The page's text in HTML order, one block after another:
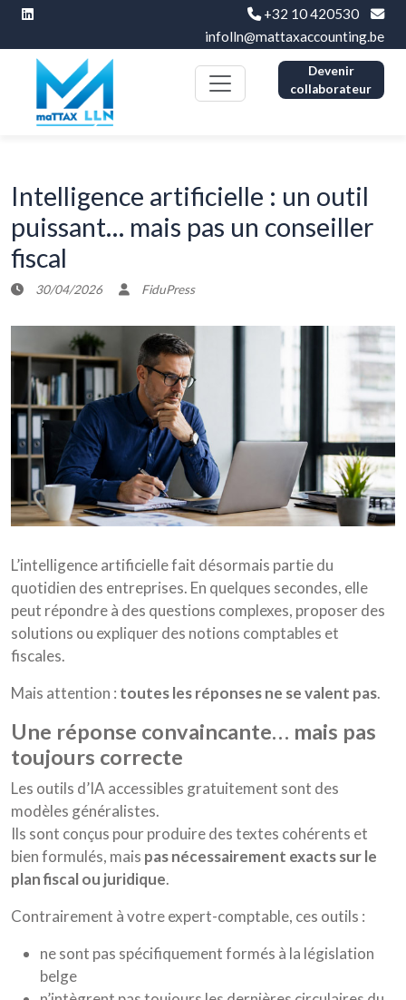
+32 10 420530
infolln@mattaxaccounting.be
Devenir
collaborateur
Intelligence artificielle : un outil
puissant… mais pas un conseiller
fiscal
30/04/2026 FiduPress
L’intelligence artificielle fait désormais partie du
quotidien des entreprises. En quelques secondes, elle
peut répondre à des questions complexes, proposer des
solutions ou expliquer des notions comptables et
fiscales.
Mais attention : toutes les réponses ne se valent pas.
une réponse convaincante… mais pas
toujours correcte
Les outils d’IA accessibles gratuitement sont des
modèles généralistes.
Ils sont conçus pour produire des textes cohérents et
bien formulés, mais pas nécessairement exacts sur le
plan fiscal ou juridique.
Contrairement à votre expert-comptable, ces outils :
ne sont pas spécifiquement formés à la législation
belge